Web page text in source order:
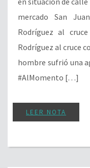
mercado San
Rodríguez al
Rodríguez al cruce
hombre sufrió una
#AlMomento […]
LEER NOTA